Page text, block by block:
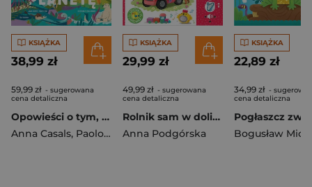
KSIĄŻKA
38,99 zł
59,99 zł - sugerowana
cena detaliczna
Opowieści o tym, jak uratować planetę
Anna Casals, Paolo Ferri
KSIĄŻKA
29,99 zł
49,99 zł - sugerowana
cena detaliczna
Rolnik sam w dolinie. Piosenki dla maluszka. Słuchaj i śpiewaj!
Anna Podgórska
KSIĄŻKA
22,89 zł
34,99 zł -
cena detaliczna
Bogusław